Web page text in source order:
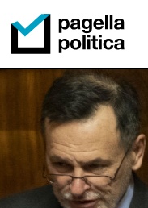
Pagella Politica Logo